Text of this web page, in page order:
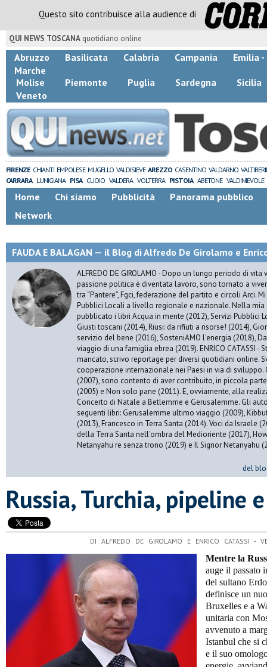
Questo sito contribuisce alla audience di
QUI NEWS TOSCANA quotidiano online
Abruzzo Basilicata Calabria Campania
Emilia -
Marche
Molise
Piemonte Puglia Sardegna
Sicilia
Veneto
FIRENZE CHIANTI EMPOLESE MUGELLO VALDISIEVE AREZZO CASENTINO VALDARNO
CARRARA LUNIGIANA PISA CUOIO VALDERA VOLTERRA PISTOIA ABETONE VALDINIEVOLE
Home Chi siamo Pubblicità
Panorama pubblico
Network
FAUDA E BALAGAN — il Blog di Alfredo De Girolamo e
ALFREDO DE GIROLAMO - Dopo un lungo periodo di
passione politica è diventata lavoro, sono tornato a
tra “Pantere”, Fgci, federazione del partito e circoli Arci.
Pubblici Locali a livello regionale e nazionale. Nella
pubblicato i libri Acqua in mente (2012), Servizi Pubblici
Giusti toscani (2014), Riusi: da rifiuti a risorse! (2014),
servizio del bene (2016), SosteniAMO l'energia (2018),
viaggio di una famiglia ebrea (2019). ENRICO CATASSI -
mancato, scrivo reportage per diversi quotidiani online.
cooperazione internazionale nei Paesi in via di
(2007), sono contento di aver contribuito, in piccola
(2005) e Non solo pane (2011). E, ovviamente, alla
Concerto di Natale a Betlemme e Gerusalemme. Gli
seguenti libri: Gerusalemme ultimo viaggio (2009),
(2013), Francesco in Terra Santa (2014). Voci da Israele
della Terra Santa nell'ombra del Medioriente (2017),
Netanyahu re senza trono (2019) e Il Signor Netanyahu
del
Russia, Turchia, pipeline
DI ALFREDO DE GIROLAMO E ENRICO CATASSI -
Mentre la
auge il passato
del sultano
definisce un
Bruxelles e a
unitaria con
avvenuto a
Istanbul che si
e il suo